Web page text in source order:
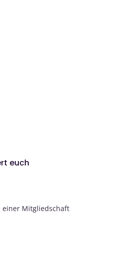
euch
Mitgliedschaft